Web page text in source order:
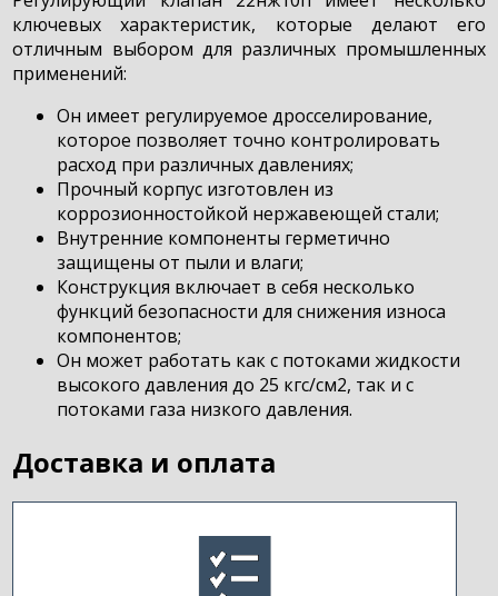
ключевых характеристик, которые делают его
отличным выбором для различных промышленных
применений:
Он имеет регулируемое дросселирование,
которое позволяет точно контролировать
расход при различных давлениях;
Прочный корпус изготовлен из
коррозионностойкой нержавеющей стали;
Внутренние компоненты герметично
защищены от пыли и влаги;
Конструкция включает в себя несколько
функций безопасности для снижения износа
компонентов;
Он может работать как с потоками жидкости
высокого давления до 25 кгс/см2, так и с
потоками газа низкого давления.
Доставка и оплата